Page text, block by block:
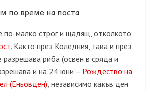
по време на поста
по-малко строг и щадящ, отколкото
. Както през Коледния, така и през
разрешава риба (освен в сряда и
и на 24 юни – Рождество на
(Еньовден), независимо какъв ден